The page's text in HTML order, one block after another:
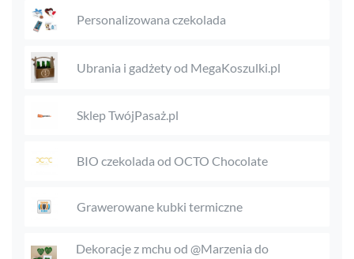
Personalizowana czekolada
Ubrania i gadżety od MegaKoszulki.pl
Sklep TwójPasaż.pl
BIO czekolada od OCTO Chocolate
Grawerowane kubki termiczne
Dekoracje z mchu od @Marzenia do